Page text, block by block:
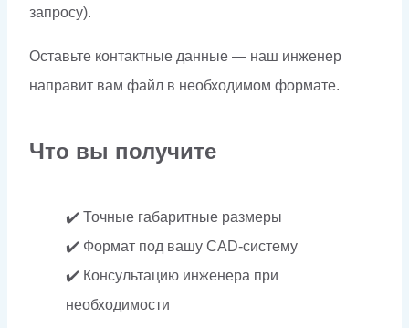
запросу).
Оставьте контактные данные — наш инженер
направит вам файл в необходимом формате.
Что вы получите
✔️ Точные габаритные размеры
✔️ Формат под вашу CAD-систему
✔️ Консультацию инженера при
необходимости